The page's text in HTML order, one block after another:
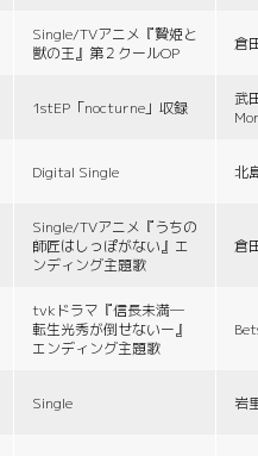
Single/TVアニメ『贄姫と
獣の王』第２クールOP
倉
1stEP「nocturne」収録
武
Digital Single 北
Single/TVアニメ『うちの
師匠はしっぽがない』エ
ンディング主題歌
倉
tvkドラマ『信長未満―
転生光秀が倒せないー』
エンディング主題歌
Single 岩